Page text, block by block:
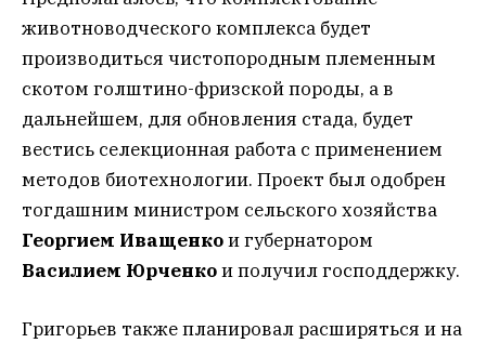
животноводческого комплекса будет
производиться чистопородным племенным
скотом голштино-фризской породы, а в
дальнейшем, для обновления стада, будет
вестись селекционная работа с применением
методов биотехнологии. Проект был одобрен
тогдашним министром сельского хозяйства
Георгием Иващенкои губернатором
Василием Юрченкои получил господдержку.
Григорьев также планировал расширяться и на